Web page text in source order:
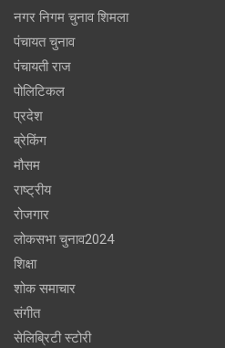
नगर निगम चुनाव शिमला
पंचायत चुनाव
पंचायती राज
पोलिटिकल
प्रदेश
ब्रेकिंग
मौसम
राष्ट्रीय
रोजगार
लोकसभा चुनाव2024
शिक्षा
शोक समाचार
संगीत
सेलिब्रिटी स्टोरी